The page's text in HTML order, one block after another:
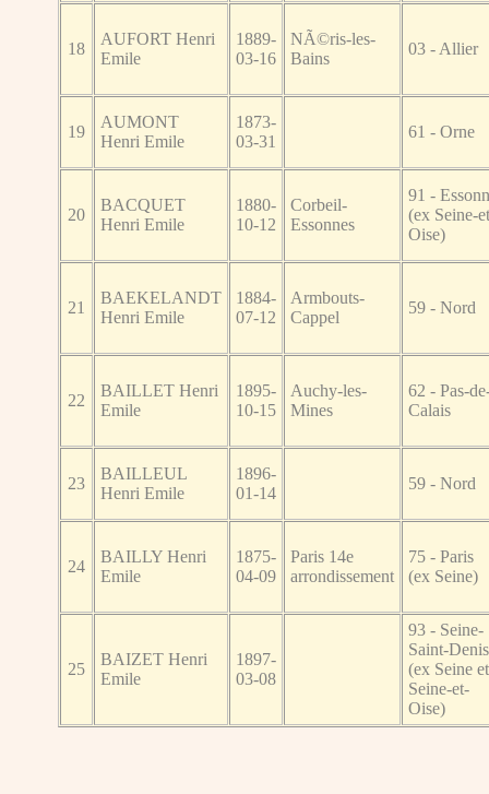
18
AUFORT Henri
Emile
1889-
03-16
NÃ©ris-les-
Bains
03 - Allier
19
AUMONT
Henri Emile
1873-
03-31
61 - Orne
20
BACQUET
Henri Emile
1880-
10-12
Corbeil-
Essonnes
91 -
(ex Seine-
Oise)
21
BAEKELANDT
Henri Emile
1884-
07-12
Armbouts-
Cappel
59 - Nord
22
BAILLET Henri
Emile
1895-
10-15
Auchy-les-
Mines
62 - Pas-
Calais
23
BAILLEUL
Henri Emile
1896-
01-14
59 - Nord
24
BAILLY Henri
Emile
1875-
04-09
Paris 14e
arrondissement
75 - Paris
(ex Seine)
25
BAIZET Henri
Emile
1897-
03-08
93 - Seine-
Saint-Denis
(ex Seine et
Seine-et-
Oise)